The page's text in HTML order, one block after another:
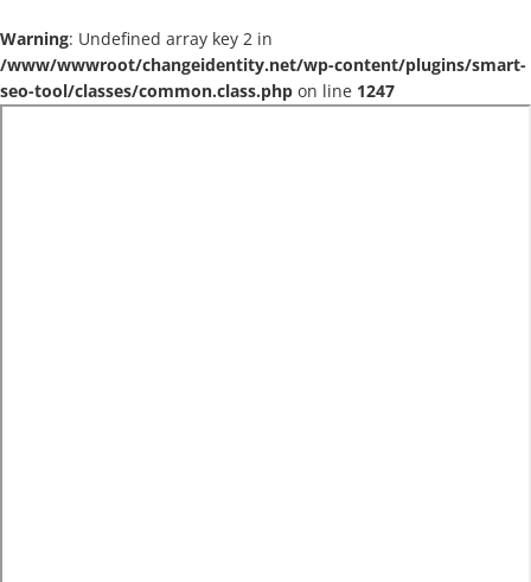
Warning: Undefined array key 2 in
/www/wwwroot/changeidentity.net/wp-content/plugins/smart-
seo-tool/classes/common.class.php on line 1247